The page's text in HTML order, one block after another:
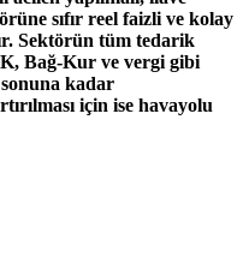
sıfır reel faizli ve kolay
Sektörün tüm tedarik
Bağ-Kur ve vergi gibi
sonuna kadar
için ise havayolu